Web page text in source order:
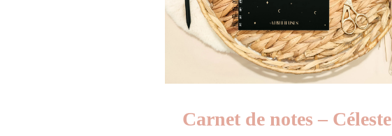
Carnet de notes – Céleste